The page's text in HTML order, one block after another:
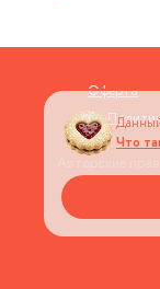
Оферта
Что